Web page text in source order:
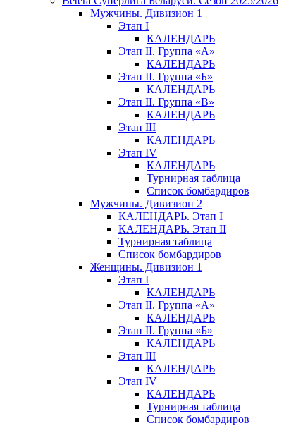
Мужчины. Дивизион 1
Этап I
КАЛЕНДАРЬ
Этап II. Группа «А»
КАЛЕНДАРЬ
Этап II. Группа «Б»
КАЛЕНДАРЬ
Этап II. Группа «В»
КАЛЕНДАРЬ
Этап III
КАЛЕНДАРЬ
Этап IV
КАЛЕНДАРЬ
Турнирная таблица
Список бомбардиров
Мужчины. Дивизион 2
КАЛЕНДАРЬ. Этап I
КАЛЕНДАРЬ. Этап II
Турнирная таблица
Список бомбардиров
Женщины. Дивизион 1
Этап I
КАЛЕНДАРЬ
Этап II. Группа «А»
КАЛЕНДАРЬ
Этап II. Группа «Б»
КАЛЕНДАРЬ
Этап III
КАЛЕНДАРЬ
Этап IV
КАЛЕНДАРЬ
Турнирная таблица
Список бомбардиров